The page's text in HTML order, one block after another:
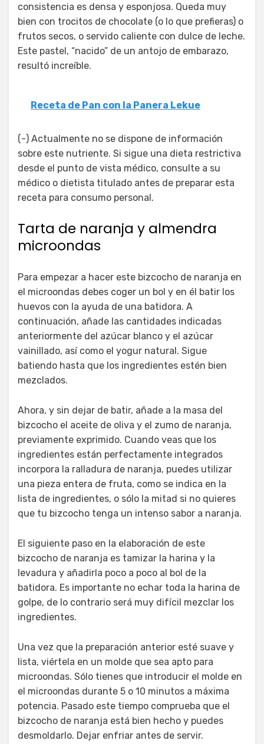
consistencia es densa y esponjosa. Queda muy
bien con trocitos de chocolate (o lo que prefieras) o
frutos secos, o servido caliente con dulce de leche.
Este pastel, “nacido” de un antojo de embarazo,
resultó increíble.
Receta de Pan con la Panera Lekue
(-) Actualmente no se dispone de información
sobre este nutriente. Si sigue una dieta restrictiva
desde el punto de vista médico, consulte a su
médico o dietista titulado antes de preparar esta
receta para consumo personal.
Tarta de naranja y almendra
microondas
Para empezar a hacer este bizcocho de naranja en
el microondas debes coger un bol y en él batir los
huevos con la ayuda de una batidora. A
continuación, añade las cantidades indicadas
anteriormente del azúcar blanco y el azúcar
vainillado, así como el yogur natural. Sigue
batiendo hasta que los ingredientes estén bien
mezclados.
Ahora, y sin dejar de batir, añade a la masa del
bizcocho el aceite de oliva y el zumo de naranja,
previamente exprimido. Cuando veas que los
ingredientes están perfectamente integrados
incorpora la ralladura de naranja, puedes utilizar
una pieza entera de fruta, como se indica en la
lista de ingredientes, o sólo la mitad si no quieres
que tu bizcocho tenga un intenso sabor a naranja.
El siguiente paso en la elaboración de este
bizcocho de naranja es tamizar la harina y la
levadura y añadirla poco a poco al bol de la
batidora. Es importante no echar toda la harina de
golpe, de lo contrario será muy difícil mezclar los
ingredientes.
Una vez que la preparación anterior esté suave y
lista, viértela en un molde que sea apto para
microondas. Sólo tienes que introducir el molde en
el microondas durante 5 o 10 minutos a máxima
potencia. Pasado este tiempo comprueba que el
bizcocho de naranja está bien hecho y puedes
desmoldarlo. Dejar enfriar antes de servir.